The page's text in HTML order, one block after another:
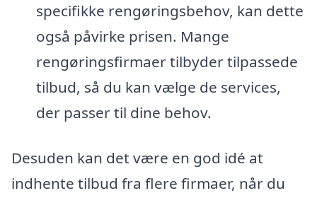
specifikke rengøringsbehov, kan dette
også påvirke prisen. Mange
rengøringsfirmaer tilbyder tilpassede
tilbud, så du kan vælge de services,
der passer til dine behov.
Desuden kan det være en god idé at
indhente tilbud fra flere firmaer, når du